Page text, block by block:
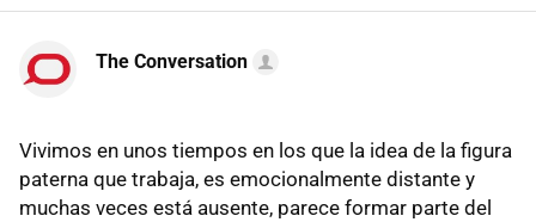
The Conversation
Vivimos en unos tiempos en los que la idea de la figura
paterna que trabaja, es emocionalmente distante y
muchas veces está ausente, parece formar parte del